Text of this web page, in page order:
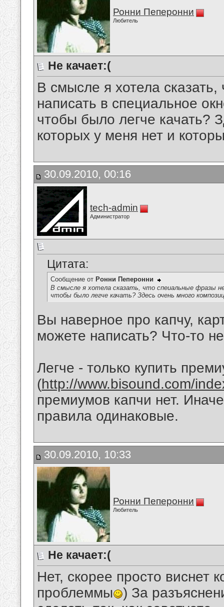
Ронни Пеперонни
Любитель
Не качает:(
В смысле я хотела
написать в специальное
чтобы было легче качать?
которых у меня нет и
30.09.2010, 00:16
tech-admin
Администратор
Цитата:
Сообщение от Ронни Пеперонни
В смысле я хотела сказать, что спеиальные фразы
чтобы было легче качать? Здесь очень много
Вы наверное про капчу,
можете написать? Что-то
Легче - только купить
(http://www.bisound.com/
премиумов капчи нет.
правила одинаковые.
30.09.2010, 10:33
Ронни Пеперонни
Любитель
Не качает:(
Нет, скорее просто виснет
проблеммы
) За